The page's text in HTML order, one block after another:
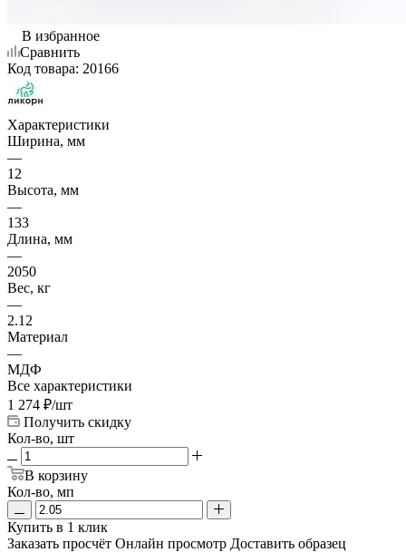
В избранное
Сравнить
Код товара: 20166
Характеристики
Ширина, мм
—
12
Высота, мм
—
133
Длина, мм
—
2050
Вес, кг
—
2.12
Материал
—
МДФ
Все характеристики
1 274 ₽/шт
Получить скидку
Кол-во, шт
В корзину
Кол-во, мп
Купить в 1 клик
Заказать просчёт Онлайн просмотр Доставить образец